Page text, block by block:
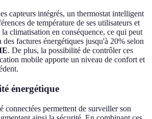
capteurs intégrés, un thermostat intelligent
de température de ses utilisateurs et
climatisation en conséquence, ce qui peut
factures énergétiques jusqu'à 20% selon
. De plus, la possibilité de contrôler ces
mobile apporte un niveau de confort et
énergétique
connectées permettent de surveiller son